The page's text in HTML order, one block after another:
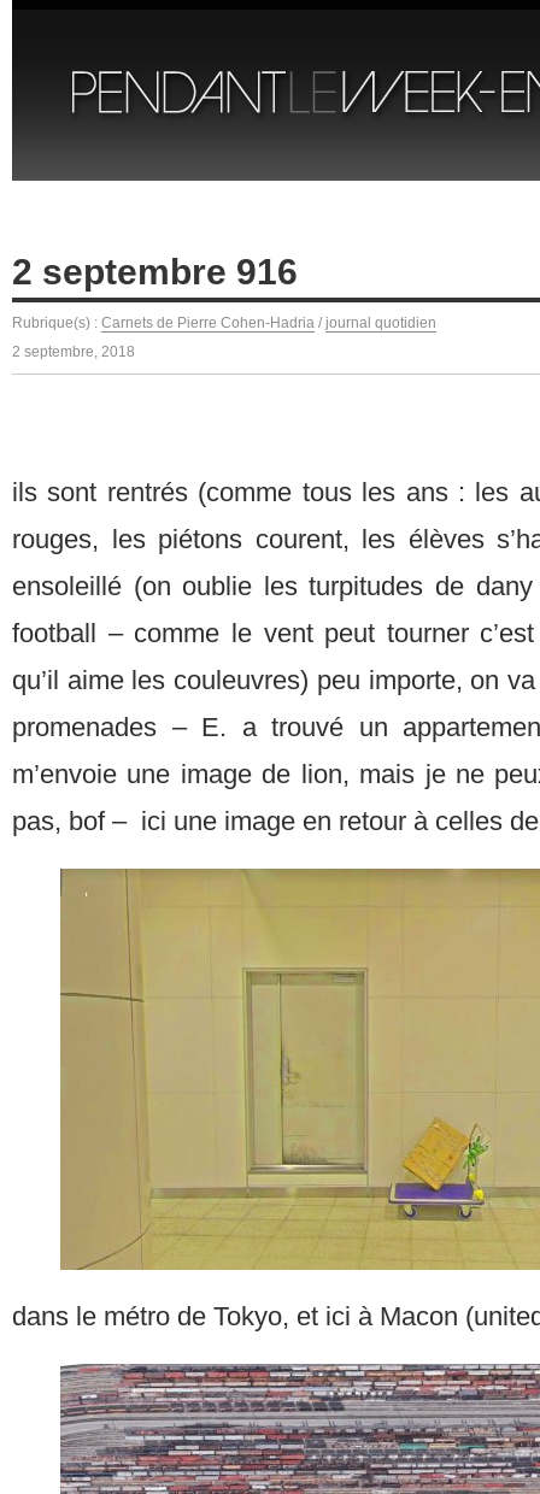
2 septembre 916
Rubrique(s) : Carnets de Pierre Cohen-Hadria / journal quotidien
2 septembre, 2018
ils sont rentrés (comme tous les ans : les
rouges, les piétons courent, les élèves
ensoleillé (on oublie les turpitudes de
football – comme le vent peut tourner
qu’il aime les couleuvres) peu importe, on
promenades – E. a trouvé un
m’envoie une image de lion, mais je ne
pas, bof – ici une image en retour à celles
dans le métro de Tokyo, et ici à Macon